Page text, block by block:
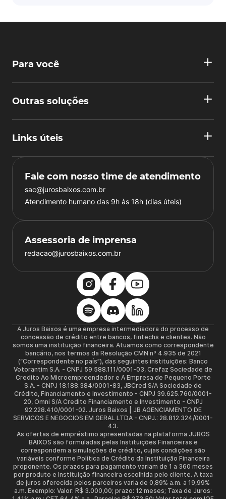
Para você
Outras soluções
Links úteis
Fale com nosso time de atendimento
sac@jurosbaixos.com.br
Atendimento humano das 9h às 18h (dias úteis)
Assessoria de imprensa
redacao@jurosbaixos.com.br
A Juros Baixos é uma empresa intermediadora do processo de
concessão de crédito entre bancos, fintechs e clientes. Não
somos uma instituição financeira. Atuamos como correspondente
bancário, nos termos da Resolução CMN nº 4.935 de 2021
(“Correspondente no país”), das seguintes instituições: Banco
Votorantim S.A. - CNPJ 59.588.111/0001-03, Crefaz Sociedade de
Credito Ao Microempreendedor e A Empresa de Pequeno Porte
S.A. - CNPJ 18.188.384/0001-83, JBCred S/A Sociedade de
Crédito, Financiamento e Investimento - CNPJ 39.625.760/0001-
20, Omni S/A Credito Financiamento e Investimento - CNPJ
92.228.410/0001-02. Juros Baixos | JB AGENCIAMENTO DE
SERVICOS E NEGOCIOS EM GERAL LTDA - CNPJ.: 28.812.324/0001-
43.
As ofertas de empréstimo apresentadas na plataforma JUROS
BAIXOS são formuladas pelas Instituições Financeiras e
correspondem a simulações de crédito, cujas condições são
variáveis conforme Política de Crédito da Instituição Financeira
proponente. Os prazos para pagamento variam de 1 a 360 meses
por produto e Instituição financeira escolhida pelo cliente. A taxa
de juros oferecida pelos parceiros varia de 0,89% a.m. a 19,99%
a.m. Exemplo: Valor: R$ 3.000,00; prazo: 12 meses; Taxa de Juros: